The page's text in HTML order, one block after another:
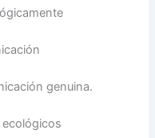
genuina.